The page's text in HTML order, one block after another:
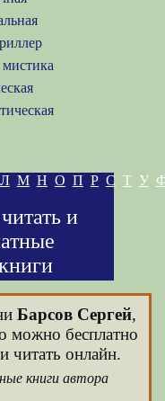
Л М Н О П Р С Т У
и
Барсов Сергей,
можно бесплатно
читать онлайн.
книги автора